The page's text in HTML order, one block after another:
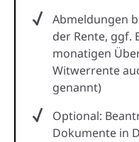
Abmeldungen
der Rente, ggf.
monatigen
Witwerrente
genannt)
Optional:
Dokumente in